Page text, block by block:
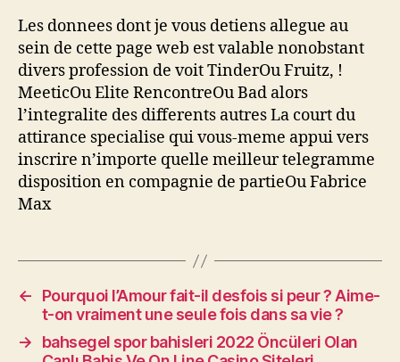
Les donnees dont je vous detiens allegue au
sein de cette page web est valable nonobstant
divers profession de voit TinderOu Fruitz, !
MeeticOu Elite RencontreOu Bad alors
l’integralite des differents autres La court du
attirance specialise qui vous-meme appui vers
inscrire n’importe quelle meilleur telegramme
disposition en compagnie de partieOu Fabrice
Max
←
Pourquoi l’Amour fait-il desfois si peur ? Aime-
t-on vraiment une seule fois dans sa vie ?
→
bahsegel spor bahisleri 2022 Öncüleri Olan